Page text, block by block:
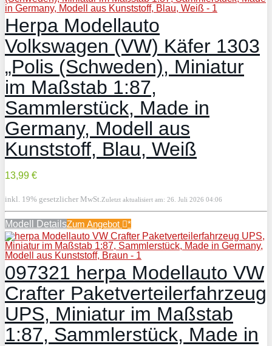
Herpa Modellauto
Volkswagen (VW) Käfer 1303
„Polis (Schweden), Miniatur
im Maßstab 1:87,
Sammlerstück, Made in
Germany, Modell aus
Kunststoff, Blau, Weiß
13,99 €
inkl. 19% gesetzlicher MwSt. Zuletzt aktualisiert am: 26. Juli 2026 04:06
Modell DetailsZum Angebot *
097321 herpa Modellauto VW
Crafter Paketverteilerfahrzeug
UPS, Miniatur im Maßstab
1:87, Sammlerstück, Made in